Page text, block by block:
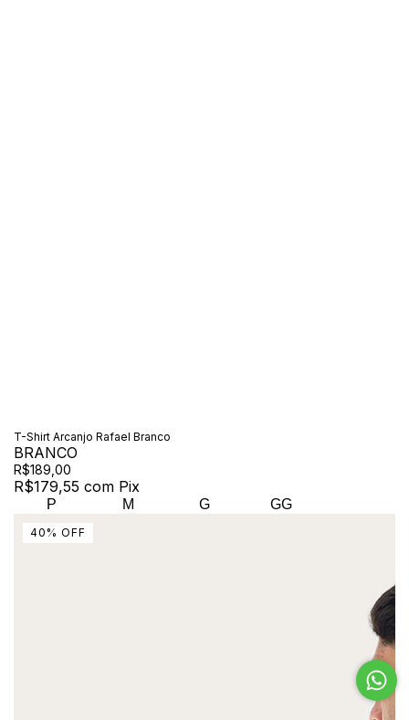
T-Shirt Arcanjo Rafael Branco
BRANCO
R$189,00
R$179,55 com Pix
P M G GG
40 % OFF